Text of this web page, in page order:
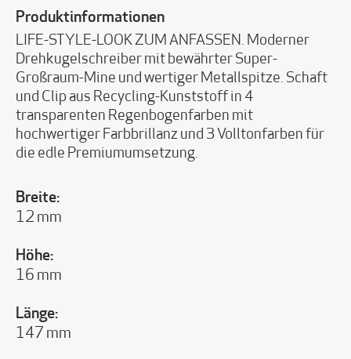
Produktinformationen
LIFE-STYLE-LOOK ZUM ANFASSEN. Moderner
Drehkugelschreiber mit bewährter Super-
Großraum-Mine und wertiger Metallspitze. Schaft
und Clip aus Recycling-Kunststoff in 4
transparenten Regenbogenfarben mit
hochwertiger Farbbrillanz und 3 Volltonfarben für
die edle Premiumumsetzung.
Breite:
12 mm
Höhe:
16 mm
Länge:
147 mm